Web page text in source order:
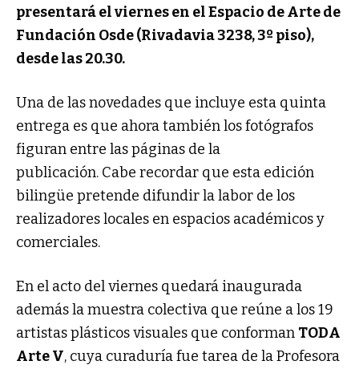
presentará el viernes en el Espacio de Arte de
Fundación Osde (Rivadavia 3238, 3º piso),
desde las 20.30.
Una de las novedades que incluye esta quinta
entrega es que ahora también los fotógrafos
figuran entre las páginas de la
publicación. Cabe recordar que esta edición
bilingüe pretende difundir la labor de los
realizadores locales en espacios académicos y
comerciales.
En el acto del viernes quedará inaugurada
además la muestra colectiva que reúne a los 19
artistas plásticos visuales que conforman TODA
Arte V, cuya curaduría fue tarea de la Profesora